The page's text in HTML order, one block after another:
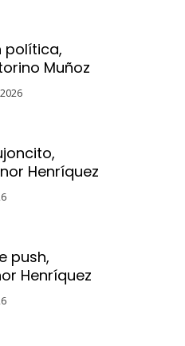
política,
Muñoz
Henríquez
push,
Henríquez